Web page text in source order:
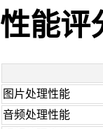
性能评
图片处理性能
音频处理性能